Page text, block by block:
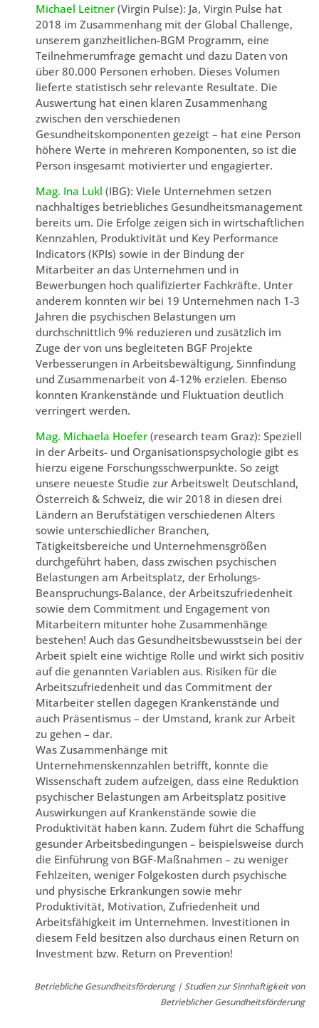
Michael Leitner (Virgin Pulse): Ja, Virgin Pulse hat
2018 im Zusammenhang mit der Global Challenge,
unserem ganzheitlichen-BGM Programm, eine
Teilnehmerumfrage gemacht und dazu Daten von
über 80.000 Personen erhoben. Dieses Volumen
lieferte statistisch sehr relevante Resultate. Die
Auswertung hat einen klaren Zusammenhang
zwischen den verschiedenen
Gesundheitskomponenten gezeigt – hat eine Person
höhere Werte in mehreren Komponenten, so ist die
Person insgesamt motivierter und engagierter.
Mag. Ina Lukl (IBG): Viele Unternehmen setzen
nachhaltiges betriebliches Gesundheitsmanagement
bereits um. Die Erfolge zeigen sich in wirtschaftlichen
Kennzahlen, Produktivität und Key Performance
Indicators (KPIs) sowie in der Bindung der
Mitarbeiter an das Unternehmen und in
Bewerbungen hoch qualifizierter Fachkräfte. Unter
anderem konnten wir bei 19 Unternehmen nach 1-3
Jahren die psychischen Belastungen um
durchschnittlich 9% reduzieren und zusätzlich im
Zuge der von uns begleiteten BGF Projekte
Verbesserungen in Arbeitsbewältigung, Sinnfindung
und Zusammenarbeit von 4-12% erzielen. Ebenso
konnten Krankenstände und Fluktuation deutlich
verringert werden.
Mag. Michaela Hoefer (research team Graz): Speziell
in der Arbeits- und Organisationspsychologie gibt es
hierzu eigene Forschungsschwerpunkte. So zeigt
unsere neueste Studie zur Arbeitswelt Deutschland,
Österreich & Schweiz, die wir 2018 in diesen drei
Ländern an Berufstätigen verschiedenen Alters
sowie unterschiedlicher Branchen,
Tätigkeitsbereiche und Unternehmensgrößen
durchgeführt haben, dass zwischen psychischen
Belastungen am Arbeitsplatz, der Erholungs-
Beanspruchungs-Balance, der Arbeitszufriedenheit
sowie dem Commitment und Engagement von
Mitarbeitern mitunter hohe Zusammenhänge
bestehen! Auch das Gesundheitsbewusstsein bei der
Arbeit spielt eine wichtige Rolle und wirkt sich positiv
auf die genannten Variablen aus. Risiken für die
Arbeitszufriedenheit und das Commitment der
Mitarbeiter stellen dagegen Krankenstände und
auch Präsentismus – der Umstand, krank zur Arbeit
zu gehen – dar.
Was Zusammenhänge mit
Unternehmenskennzahlen betrifft, konnte die
Wissenschaft zudem aufzeigen, dass eine Reduktion
psychischer Belastungen am Arbeitsplatz positive
Auswirkungen auf Krankenstände sowie die
Produktivität haben kann. Zudem führt die Schaffung
gesunder Arbeitsbedingungen – beispielsweise durch
die Einführung von BGF-Maßnahmen – zu weniger
Fehlzeiten, weniger Folgekosten durch psychische
und physische Erkrankungen sowie mehr
Produktivität, Motivation, Zufriedenheit und
Arbeitsfähigkeit im Unternehmen. Investitionen in
diesem Feld besitzen also durchaus einen Return on
Investment bzw. Return on Prevention!
Betriebliche Gesundheitsförderung | Studien zur Sinnhaftigkeit von
Betrieblicher Gesundheitsförderung